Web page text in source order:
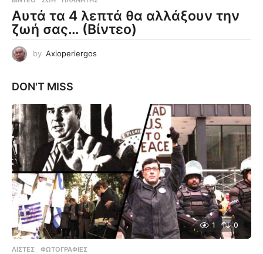
Αυτά τα 4 λεπτά θα αλλάξουν την
ζωή σας… (Βίντεο)
by Axioperiergos
DON'T MISS
1 0
ΛΊΣΤΕΣ ,ΦΩΤΟΓΡΑΦΊΕΣ